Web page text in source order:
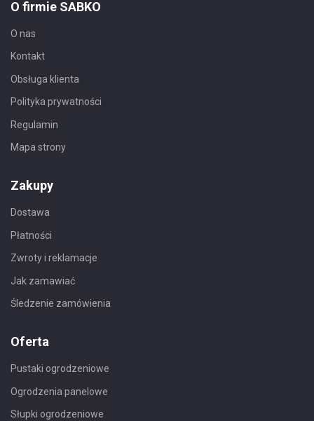
O firmie SABKO
O nas
Kontakt
Obsługa klienta
Polityka prywatności
Regulamin
Mapa strony
Zakupy
Dostawa
Płatności
Zwroty i reklamacje
Jak zamawiać
Śledzenie zamówienia
Oferta
Pustaki ogrodzeniowe
Ogrodzenia panelowe
Słupki ogrodzeniowe